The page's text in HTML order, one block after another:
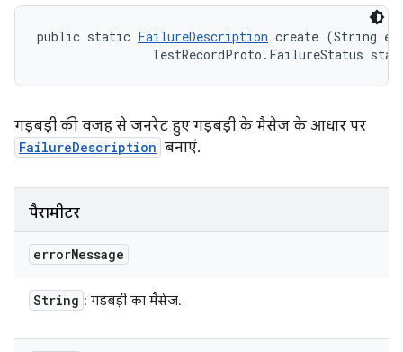
public static FailureDescription create (String
TestRecordProto.FailureStatus
गड़बड़ी की वजह से जनरेट हुए गड़बड़ी के मैसेज के आधार पर
FailureDescription बनाएं.
पैरामीटर
errorMessage
String : गड़बड़ी का मैसेज.